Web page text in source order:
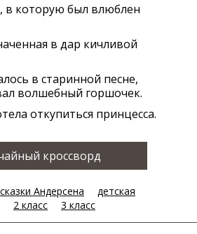
в которую был влюблен
в дар кичливой
в старинной песне,
волшебный горшочек.
откупиться принцесса.
кроссворд
сказки Андерсена
детская
2 класс 3 класс